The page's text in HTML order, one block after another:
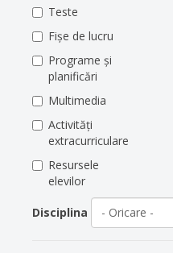
Teste
Fișe de lucru
Programe și
planificări
Multimedia
Activități
extracurriculare
Resursele
elevilor
Disciplina